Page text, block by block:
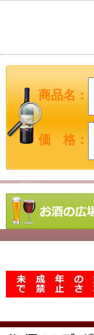
商品名：
価 格：